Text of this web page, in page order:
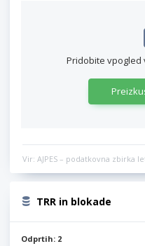
Pridobite vpogled
Vir: AJPES – podatkovna zbirka
TRR in blokade
Odprtih: 2